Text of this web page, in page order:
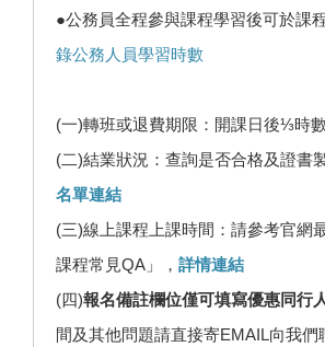
●公務員全程參與課程學習後可於課
錄公務人員學習時數
(一)轉班或退費期限：開課日後⅓時數
(二)結業狀況：查詢是否合格及證書
名單連結
(三)線上課程上課時間：請參考官網
課程常見QA」， 詳情連結
(四)報名備註欄位僅可填寫優惠同行
間及其他問題請直接寄EMAIL向我們